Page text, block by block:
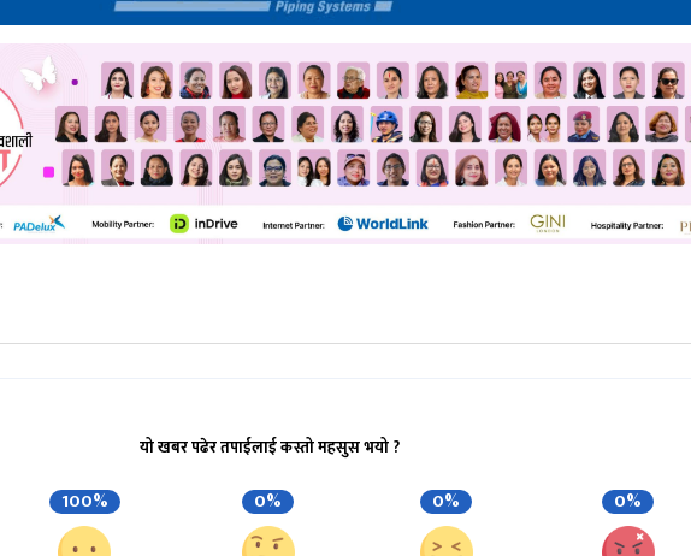
यो खबर पढेर तपाईलाई कस्तो महसुस भयो ?
100% 0% 0% 0%